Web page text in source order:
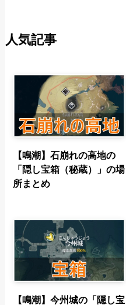
人気記事
【鳴潮】石崩れの高地の
「隠し宝箱（秘蔵）」の場
所まとめ
【鳴潮】今州城の「隠し宝